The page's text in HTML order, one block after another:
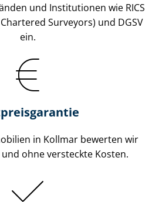
und Institutionen wie RICS
Surveyors) und DGSV
ein.
in Kollmar bewerten wir
ohne versteckte Kosten.